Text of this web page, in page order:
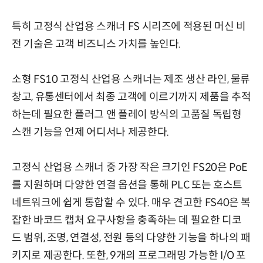
특히 고정식 산업용 스캐너 FS 시리즈에 적용된 머신 비
전 기술은 고객 비즈니스 가치를 높인다.
소형 FS10 고정식 산업용 스캐너는 제조 생산 라인, 물류
창고, 유통센터에서 최종 고객에 이르기까지 제품을 추적
하는데 필요한 플러그 앤 플레이 방식의 고품질 독립형
스캔 기능을 언제 어디서나 제공한다.
고정식 산업용 스캐너 중 가장 작은 크기인 FS20은 PoE
를 지원하며 다양한 연결 옵션을 통해 PLC 또는 호스트
네트워크에 쉽게 통합할 수 있다. 매우 견고한 FS40은 복
잡한 바코드 캡처 요구사항을 충족하는 데 필요한 디코
드 범위, 조명, 연결성, 전원 등의 다양한 기능을 하나의 패
키지로 제공한다. 또한, 9개의 프로그래밍 가능한 I/O 포